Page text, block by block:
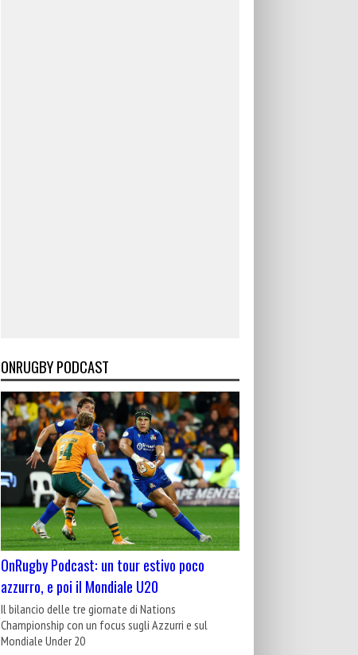
ONRUGBY PODCAST
OnRugby Podcast: un tour estivo poco
azzurro, e poi il Mondiale U20
Il bilancio delle tre giornate di Nations
Championship con un focus sugli Azzurri e sul
Mondiale Under 20